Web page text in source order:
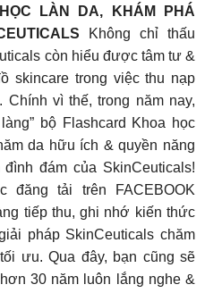
LÀN DA, KHÁM PHÁ
Không chỉ thấu
còn hiểu được tâm tư &
skincare trong việc thu nạp
Chính vì thế, trong năm nay,
bộ Flashcard Khoa học
da hữu ích & quyền năng
đám của SkinCeuticals!
đăng tải trên FACEBOOK
tiếp thu, ghi nhớ kiến thức
pháp SkinCeuticals chăm
ưu. Qua đây, bạn cũng sẽ
30 năm luôn lắng nghe &